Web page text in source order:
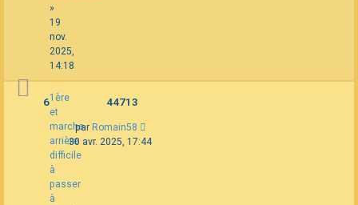
»
19
nov.
2025,
14:18
1ère
et
marche
arrière
difficile
à
passer
à
6 44713
par Romain58
30 avr. 2025, 17:44